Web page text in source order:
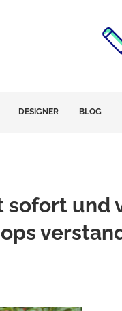
DESIGNER BLOG
sofort und